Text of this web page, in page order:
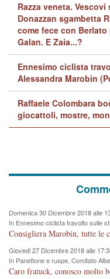
Razza veneta.
Donazzan sgambetta
come fece con
Galan. E Zaia...?
Ennesimo ciclista
Alessandra Marobin
Raffaele Colombara
giocattoli, mostre,
Domenica 30 Dicembre 2018 alle
In Ennesimo ciclista travolto sulle
Comune si svegli"
Giovedi 27 Dicembre 2018 alle
In Panettone e ruspe, Comitato
cronoprogramma"